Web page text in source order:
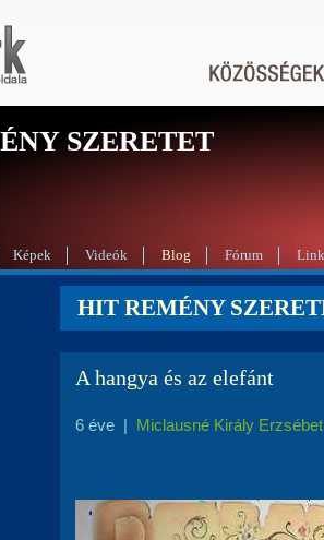
SZERETET
Képek Videók Blog Fórum
HIT REMÉNY
A hangya és az elefánt
6 éve | Miclausné Király Erzsébet